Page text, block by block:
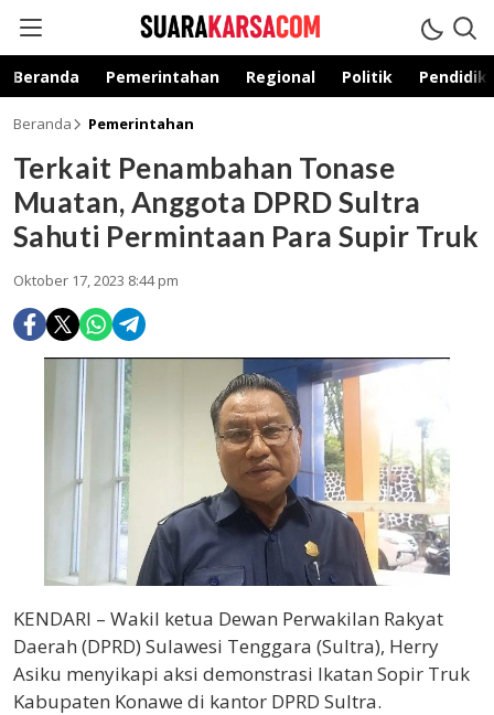
suarakarsa.com
Informasi terpercaya
Beranda Pemerintahan Regional Politik
Beranda Pemerintahan
Terkait Penambahan Tonase
Muatan, Anggota DPRD Sultra
Sahuti Permintaan Para Supir Truk
Oktober 17, 2023 8:44 pm
KENDARI – Wakil ketua Dewan Perwakilan Rakyat
Daerah (DPRD) Sulawesi Tenggara (Sultra), Herry
Asiku menyikapi aksi demonstrasi Ikatan Sopir Truk
Kabupaten Konawe di kantor DPRD Sultra.